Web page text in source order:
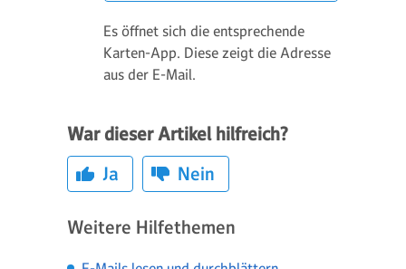
Es öffnet sich die entsprechende
Karten-App. Diese zeigt die Adresse
aus der E-Mail.
War dieser Artikel hilfreich?
Ja
Nein
Weitere Hilfethemen